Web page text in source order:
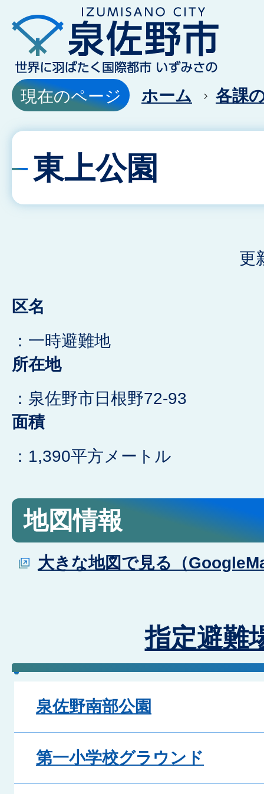
現在のページ ホーム 各課
東上公園
更
区名
：一時避難地
所在地
：泉佐野市日根野72-93
面積
：1,390平方メートル
地図情報
大きな地図で見る（
指定避難
泉佐野南部公園
第一小学校グラウンド